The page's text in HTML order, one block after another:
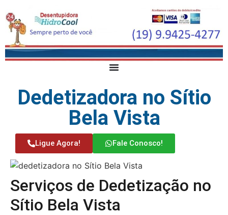
Dedetizadora no Sítio
Bela Vista
Ligue Agora! Fale Conosco!
Serviços de Dedetização no
Sítio Bela Vista